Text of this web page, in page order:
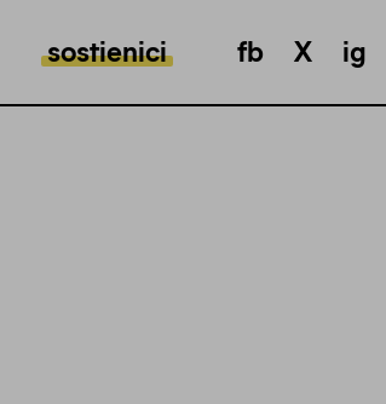
sostienici fb X ig